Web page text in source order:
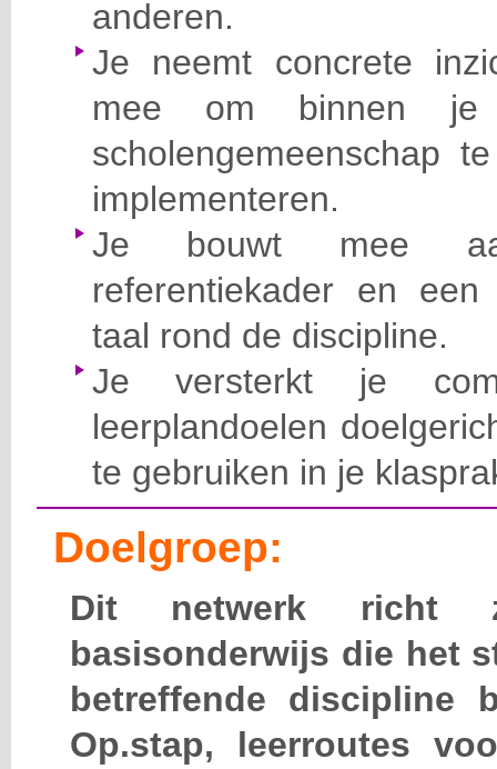
anderen.
Je neemt concrete
mee om binnen
scholengemeenschap
implementeren.
Je bouwt mee
referentiekader en een
taal rond de discipline.
Je versterkt je
leerplandoelen
te gebruiken in je
Doelgroep:
Dit netwerk richt
basisonderwijs die het
betreffende discipline
Op.stap, leerroutes